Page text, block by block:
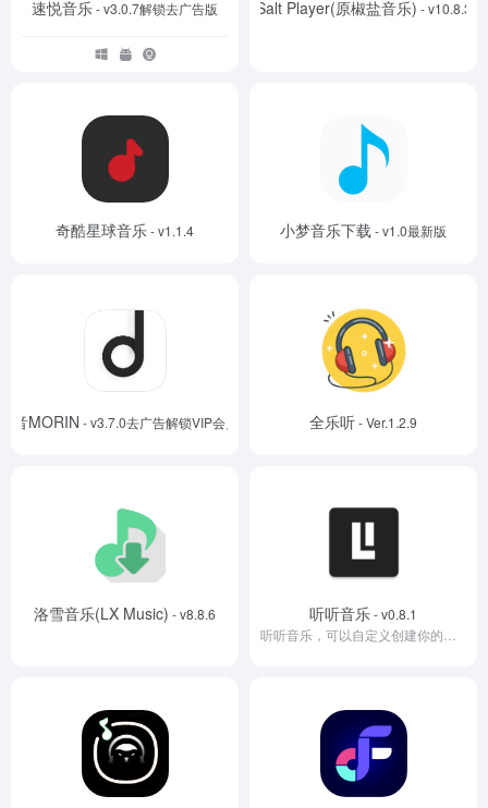
速悦音乐- v3.0.7解锁去广告版 Salt Player(原椒盐音乐) - v10.8.3
奇酷星球音乐- v1.1.4 小梦音乐下载- v1.0最新版
音MORIN - v3.7.0去广告解锁VIP会员版 全乐听- Ver.1.2.9
洛雪音乐(LX Music) - v8.8.6 听听音乐- v0.8.1